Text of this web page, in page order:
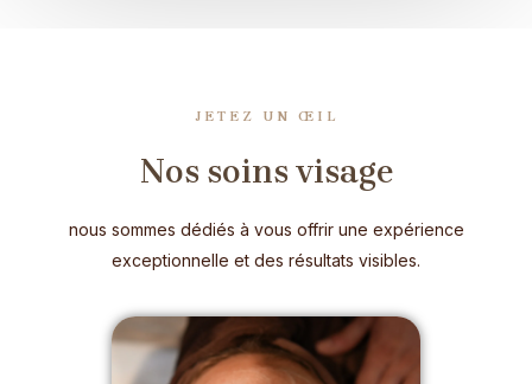
JETEZ UN ŒIL
Nos soins visage
nous sommes dédiés à vous offrir une expérience
exceptionnelle et des résultats visibles.